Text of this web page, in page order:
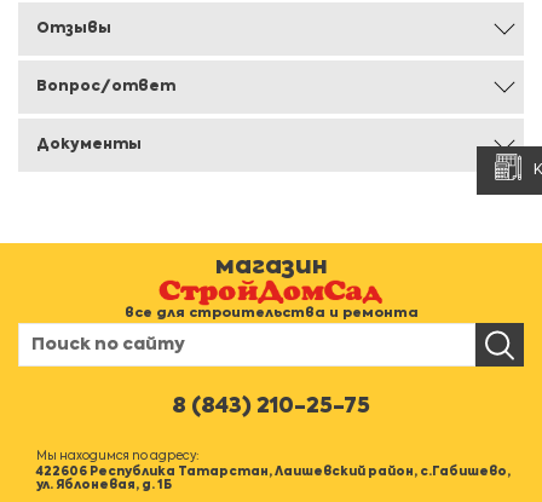
Отзывы
Вопрос/ответ
Документы
магазин
все для строительства и ремонта
8 (843) 210-25-75
Мы находимся по адресу:
422606 Республика Татарстан, Лаишевский район, с.Габишево,
ул. Яблоневая, д. 1Б